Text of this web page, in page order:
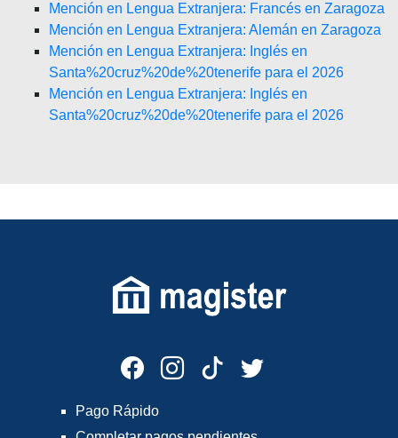
Mención en Lengua Extranjera: Francés en Zaragoza
Mención en Lengua Extranjera: Alemán en Zaragoza
Mención en Lengua Extranjera: Inglés en
Santa%20cruz%20de%20tenerife para el 2026
Mención en Lengua Extranjera: Inglés en
Santa%20cruz%20de%20tenerife para el 2026
Pago Rápido